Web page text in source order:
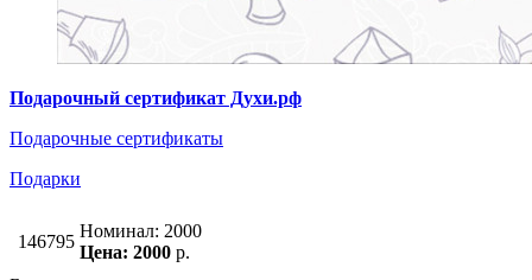
Подарочный сертификат Духи.рф
Подарочные сертификаты
Подарки
146795
Номинал: 2000
Цена: 2000 р.